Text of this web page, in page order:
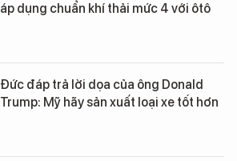
áp dụng chuẩn khí thải mức 4 với ôtô
Đức đáp trả lời dọa của ông Donald
Trump: Mỹ hãy sản xuất loại xe tốt hơn